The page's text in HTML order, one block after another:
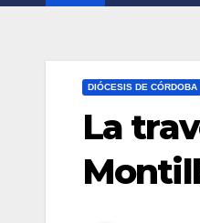
DIÓCESIS DE CÓRDOBA
La